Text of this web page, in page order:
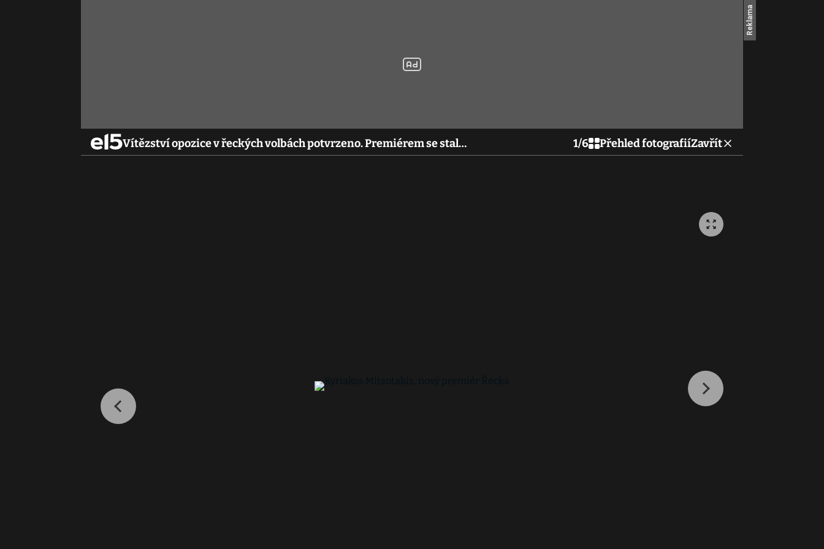
Vítězství opozice v řeckých volbách potvrzeno. Premiérem se stal… 1/6 Přehled fotografiíZavřít